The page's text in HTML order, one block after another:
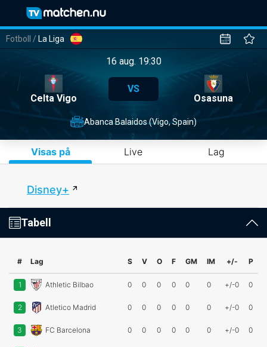
Fotboll / La Liga
16 aug. 19:30
Celta Vigo
VS
Osasuna
Abanca Balaidos (Vigo, Spain)
Visas på Live Lag
Disney+
Tabell
# Lag S V O F GM IM +/- P
1 Athletic Bilbao 0 0 0 0 0 0 +/-0 0
2 Atletico Madrid 0 0 0 0 0 0 +/-0 0
3 FC Barcelona 0 0 0 0 0 0 +/-0 0